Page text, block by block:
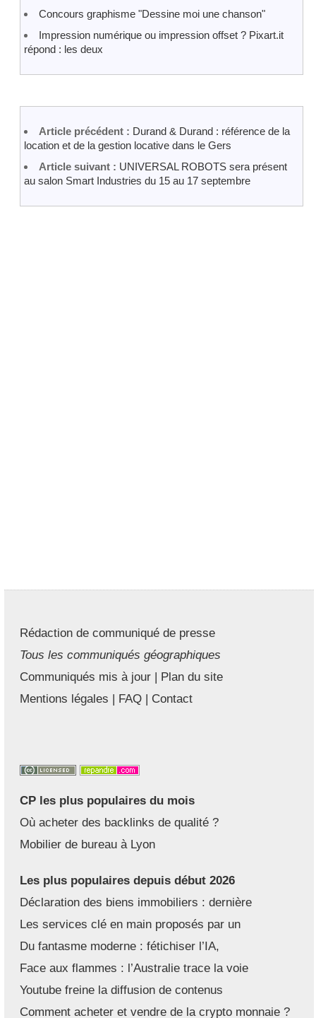
Concours graphisme "Dessine moi une chanson"
Impression numérique ou impression offset ? Pixart.it
répond : les deux
Article précédent : Durand & Durand : référence de la
location et de la gestion locative dans le Gers
Article suivant : UNIVERSAL ROBOTS sera présent
au salon Smart Industries du 15 au 17 septembre
Rédaction de communiqué de presse
Tous les communiqués géographiques
Communiqués mis à jour | Plan du site
Mentions légales | FAQ | Contact
CP les plus populaires du mois
Où acheter des backlinks de qualité ?
Mobilier de bureau à Lyon
Les plus populaires depuis début 2026
Déclaration des biens immobiliers : dernière
Les services clé en main proposés par un
Du fantasme moderne : fétichiser l’IA,
Face aux flammes : l’Australie trace la voie
Youtube freine la diffusion de contenus
Comment acheter et vendre de la crypto monnaie ?